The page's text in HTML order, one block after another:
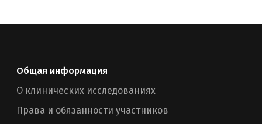
Общая информация
О клинических исследованиях
Права и обязанности участников